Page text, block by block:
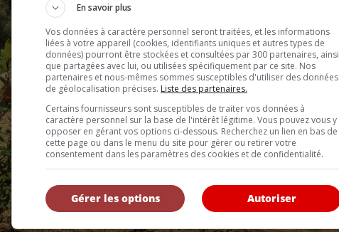
En savoir plus
Vos données à caractère personnel seront traitées, et les informations
liées à votre appareil (cookies, identifiants uniques et autres types de
données) pourront être stockées et consultées par 300 partenaires, ainsi
que partagées avec lui, ou utilisées spécifiquement par ce site. Nos
partenaires et nous-mêmes sommes susceptibles d'utiliser des données
de géolocalisation précises. Liste des partenaires.
Certains fournisseurs sont susceptibles de traiter vos données à
caractère personnel sur la base de l'intérêt légitime. Vous pouvez vous y
opposer en gérant vos options ci-dessous. Recherchez un lien en bas de
cette page ou dans le menu du site pour gérer ou retirer votre
consentement dans les paramètres des cookies et de confidentialité.
Autoriser
Gérer les options